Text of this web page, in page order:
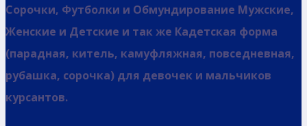
Сорочки, Футболки и Обмундирование Мужские,
Женские и Детские и так же Кадетская форма
(парадная, китель, камуфляжная, повседневная,
рубашка, сорочка) для девочек и мальчиков
курсантов.